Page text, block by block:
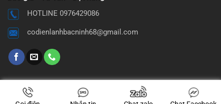
HOTLINE 0976429086
codienlanhbacninh68@gmail.com